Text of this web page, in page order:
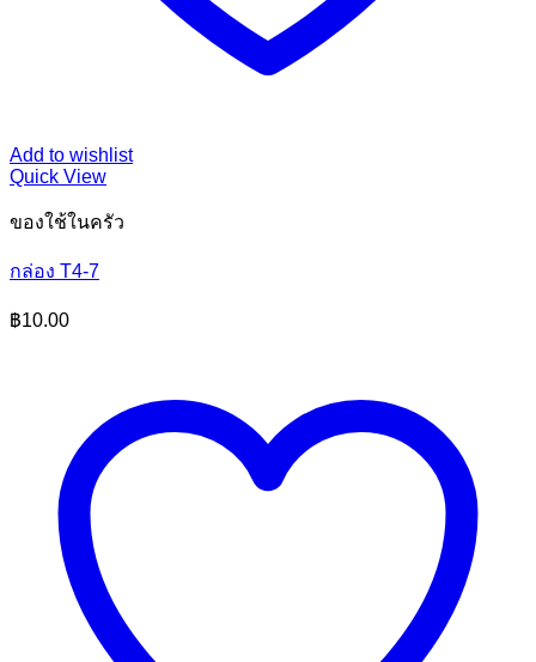
Add to wishlist
Quick View
ของใช้ในครัว
กล่อง T4-7
฿10.00